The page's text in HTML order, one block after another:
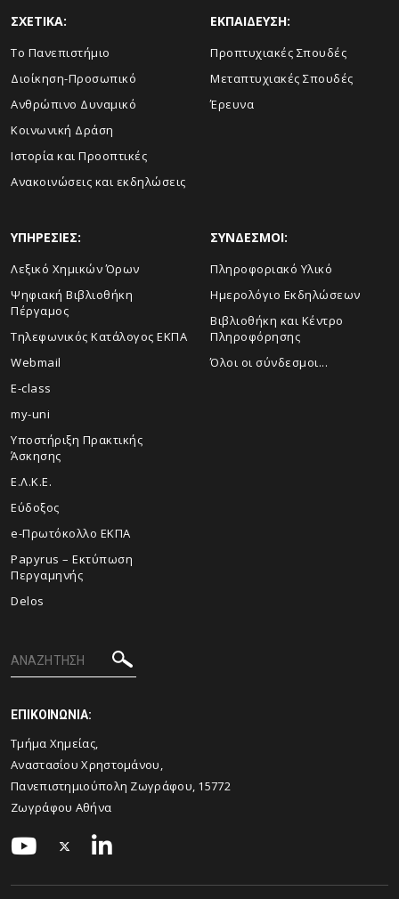
ΣΧΕΤΙΚΑ:
Το Πανεπιστήμιο
Διοίκηση-Προσωπικό
Ανθρώπινο Δυναμικό
Κοινωνική Δράση
Ιστορία και Προοπτικές
Ανακοινώσεις και εκδηλώσεις
ΕΚΠΑΙΔΕΥΣΗ:
Προπτυχιακές Σπουδές
Μεταπτυχιακές Σπουδές
Έρευνα
ΥΠΗΡΕΣΙΕΣ:
Λεξικό Χημικών Όρων
Ψηφιακή Βιβλιοθήκη
Πέργαμος
Τηλεφωνικός Κατάλογος ΕΚΠΑ
Webmail
E-class
my-uni
Υποστήριξη Πρακτικής
Άσκησης
Ε.Λ.Κ.Ε.
Εύδοξος
e-Πρωτόκολλο ΕΚΠΑ
Papyrus – Εκτύπωση
Περγαμηνής
Delos
ΣΥΝΔΕΣΜΟΙ:
Πληροφοριακό Υλικό
Ημερολόγιο Εκδηλώσεων
Βιβλιοθήκη και Κέντρο
Πληροφόρησης
Όλοι οι σύνδεσμοι...
ΕΠΙΚΟΙΝΩΝΙΑ:
Τμήμα Χημείας,
Αναστασίου Χρηστομάνου,
Πανεπιστημιούπολη Ζωγράφου, 15772
Ζωγράφου Αθήνα